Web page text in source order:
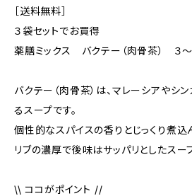
［送料無料］
３袋セットでお買得
薬膳ミックス バクテー（肉骨茶） ３
バクテー（肉骨茶）は、マレーシアやシ
るスープです。
個性的なスパイスの香りとじっくり煮込
リブの濃厚で後味はサッパリとしたスー
\\ ココがポイント //